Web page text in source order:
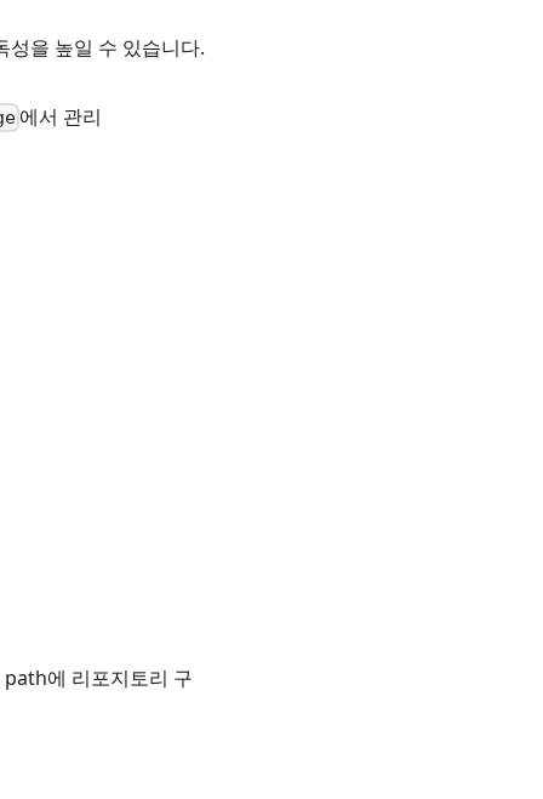
을 높일 수 있습니다.
에서 관리
path에 리포지토리 구